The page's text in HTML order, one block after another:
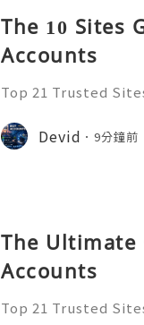
The 10 Sites
Accounts
Top 21 Trusted
➤ Email:Devid 9分鐘前
The Ultimate
Accounts
Top 21 Trusted